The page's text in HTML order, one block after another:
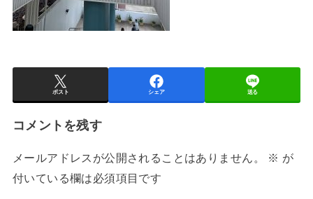
ポスト シェア 送る
コメントを残す
メールアドレスが公開されることはありません。 ※ が
付いている欄は必須項目です